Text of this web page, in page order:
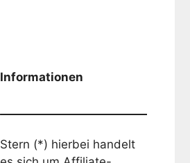
Informationen
Stern (*) hierbei handelt